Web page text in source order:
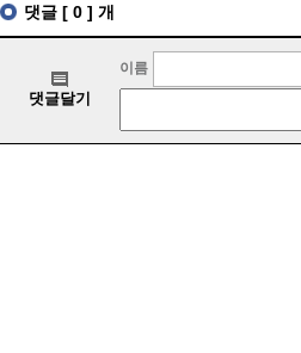
댓글 [ 0 ] 개
댓글달기
이름